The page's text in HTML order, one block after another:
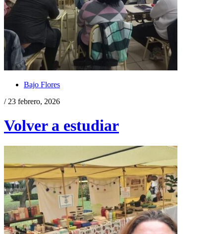
Bajo Flores
/ 23 febrero, 2026
Volver a estudiar